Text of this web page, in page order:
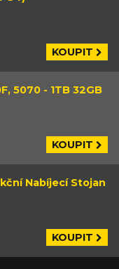
KOUPIT
5070 - 1TB 32GB
KOUPIT
Nabíjecí Stojan
KOUPIT